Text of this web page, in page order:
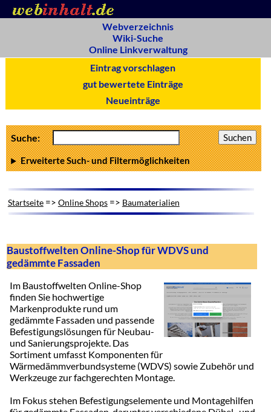
Webverzeichnis
Wiki-Suche
Online Linkverwaltung
Eintrag vorschlagen
gut bewertete Einträge
Neueinträge
Suche:
Erweiterte Such- und Filtermöglichkeiten
Startseite=> Online Shops=> Baumaterialien
Baustoffwelten Online-Shop für WDVS und
gedämmte Fassaden
Im Baustoffwelten Online-Shop
finden Sie hochwertige
Markenprodukte rund um
gedämmte Fassaden und passende
Befestigungslösungen für Neubau-
und Sanierungsprojekte. Das
Sortiment umfasst Komponenten für
Wärmedämmverbundsysteme (WDVS) sowie Zubehör und
Werkzeuge zur fachgerechten Montage.
Im Fokus stehen Befestigungselemente und Montagehilfen